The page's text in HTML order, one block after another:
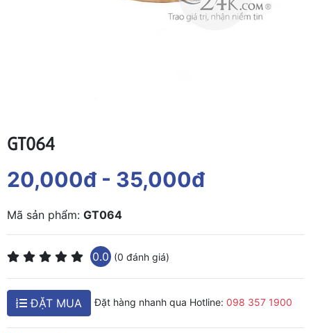
GT064
20,000đ - 35,000đ
Mã sản phẩm: GT064
0.0 (0 đánh giá)
ĐẶT MUA Đặt hàng nhanh qua Hotline: 098 357 1900